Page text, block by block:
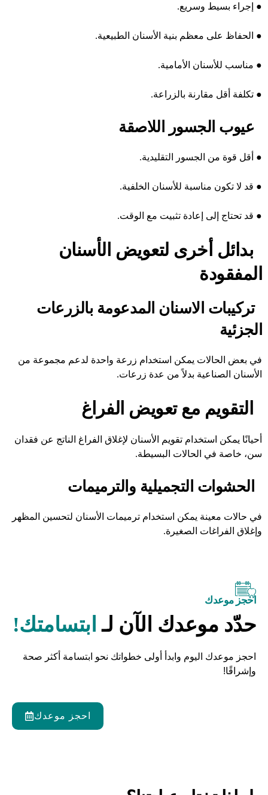
● إجراء بسيط وسريع.
● الحفاظ على معظم بنية الأسنان الطبيعية.
● مناسب للأسنان الأمامية.
● تكلفة أقل مقارنة بالزراعة.
عيوب الجسور اللاصقة
● أقل قوة من الجسور التقليدية.
● قد لا تكون مناسبة للأسنان الخلفية.
● قد تحتاج إلى إعادة تثبيت مع الوقت.
بدائل أخرى لتعويض الأسنان
المفقودة
تركيبات الاسنان المدعومة بالزرعات
الجزئية
في بعض الحالات يمكن استخدام زرعة واحدة لدعم مجموعة من
الأسنان الصناعية بدلاً من عدة زرعات.
التقويم مع تعويض الفراغ
أحيانًا يمكن استخدام تقويم الأسنان لإغلاق الفراغ الناتج عن فقدان
سن، خاصة في الحالات البسيطة.
الحشوات التجميلية والترميمات
في حالات معينة يمكن استخدام ترميمات الأسنان لتحسين المظهر
وإغلاق الفراغات الصغيرة.
احجز موعدك
حدّد موعدك الآن لـ ابتسامتك!
احجز موعدك اليوم وابدأ أولى خطواتك نحو ابتسامة أكثر صحة
وإشراقًا!
احجز موعدك